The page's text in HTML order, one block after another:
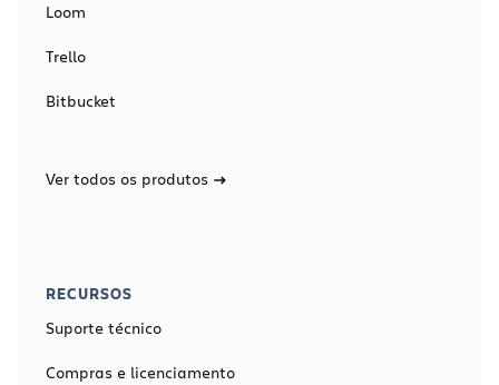
Loom
Trello
Bitbucket
Ver todos os produtos
RECURSOS
Suporte técnico
Compras e licenciamento